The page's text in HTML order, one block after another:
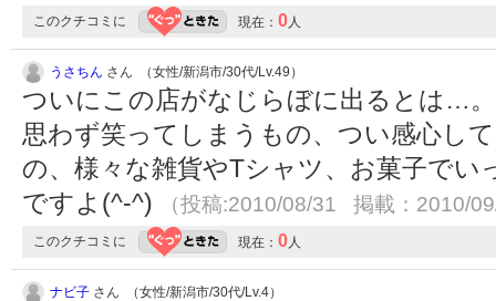
このクチコミに 現在： 0人
うさちん さん （女性/新潟市/30代/Lv.49）
ついにこの店がなじらぼに出るとは…
思わず笑ってしまうもの、つい感心し
の、様々な雑貨やTシャツ、お菓子でい
ですよ(^-^)
（投稿:2010/08/31 掲載：2010/
このクチコミに 現在： 0人
ナビ子 さん （女性/新潟市/30代/Lv.4）